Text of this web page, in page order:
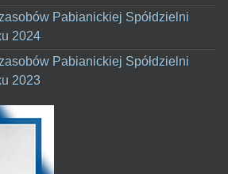
Pabianickiej Spółdzielni
2024
Pabianickiej Spółdzielni
2023